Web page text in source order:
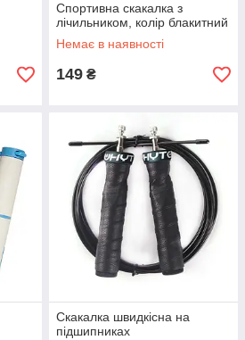
Спортивна скакалка з
лічильником, колір блакитний
Немає в наявності
149 ₴
Скакалка швидкісна на
підшипниках